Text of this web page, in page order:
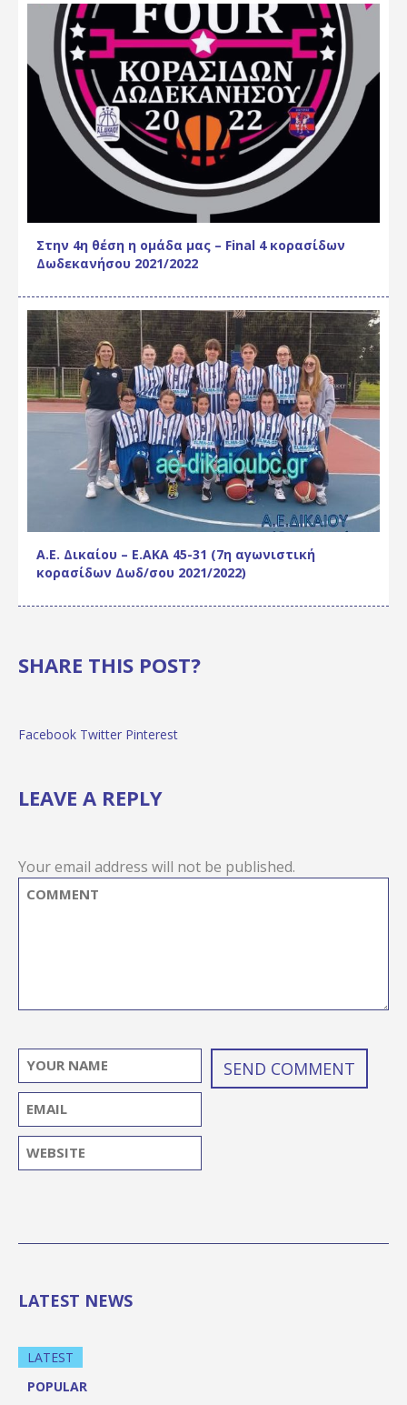
Στην 4η θέση η ομάδα μας – Final 4 κορασίδων
Δωδεκανήσου 2021/2022
Α.Ε. Δικαίου – Ε.ΑΚΑ 45-31 (7η αγωνιστική
κορασίδων Δωδ/σου 2021/2022)
SHARE THIS POST?
Facebook Twitter Pinterest
LEAVE A REPLY
Your email address will not be published.
LATEST NEWS
LATEST
POPULAR